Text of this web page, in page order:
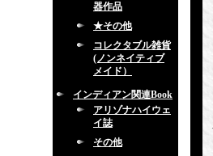
器作品
★その他
コレクタブル雑貨
(ノンネイティブ
メイド）
インディアン関連Book
アリゾナハイウェ
イ誌
その他